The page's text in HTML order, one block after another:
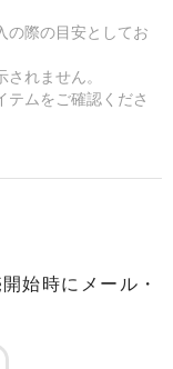
の際の目安としてお
れません。
ムをご確認くださ
始時にメール・